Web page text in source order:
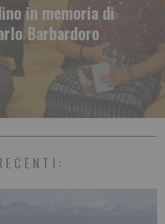
in memoria di
Barbardoro